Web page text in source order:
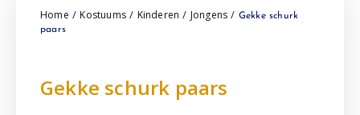
Home / Kostuums / Kinderen / Jongens / Gekke schurk
paars
Gekke schurk paars